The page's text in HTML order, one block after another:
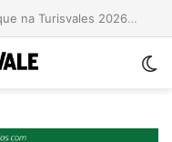
Grave acidente entre caminhões é registrado no Morro da Gabiroba